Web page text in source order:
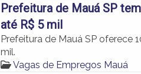
Prefeitura de Mauá SP
até R$ 5 mil
Prefeitura de Mauá SP oferece
mil.
Vagas de Empregos Mauá